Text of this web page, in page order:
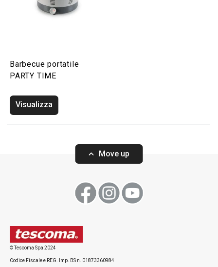
Barbecue portatile
PARTY TIME
Visualizza
Move up
© Tescoma Spa 2024
Codice Fiscale e REG. Imp. BS n. 01873360984